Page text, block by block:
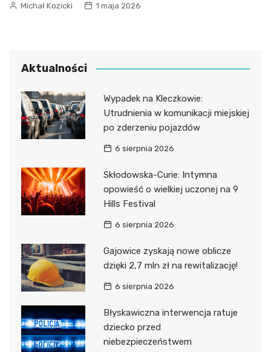
Michał Kozicki 1 maja 2026
Aktualności
Wypadek na Kleczkowie:
Utrudnienia w komunikacji miejskiej
po zderzeniu pojazdów
6 sierpnia 2026
Skłodowska-Curie: Intymna
opowieść o wielkiej uczonej na 9
Hills Festival
6 sierpnia 2026
Gajowice zyskają nowe oblicze
dzięki 2,7 mln zł na rewitalizację!
6 sierpnia 2026
Błyskawiczna interwencja ratuje
dziecko przed
niebezpieczeństwem